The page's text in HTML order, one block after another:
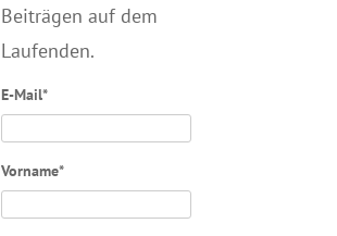
Beiträgen auf dem
Laufenden.
E-Mail*
Vorname*